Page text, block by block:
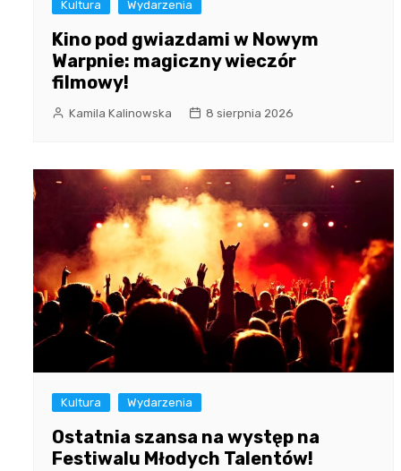
Kultura Wydarzenia
Kino pod gwiazdami w Nowym
Warpnie: magiczny wieczór
filmowy!
Kamila Kalinowska 8 sierpnia 2026
Kultura Wydarzenia
Ostatnia szansa na występ na
Festiwalu Młodych Talentów!